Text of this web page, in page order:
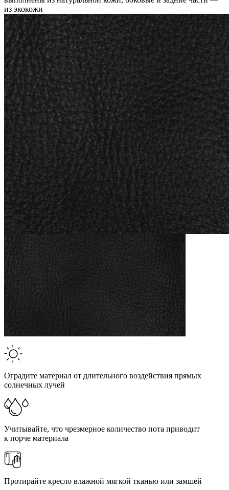
из экокожи
Оградите материал от длительного воздействия прямых
солнечных лучей
Учитывайте, что чрезмерное количество пота приводит
к порче материала
Протирайте кресло влажной мягкой тканью или замшей